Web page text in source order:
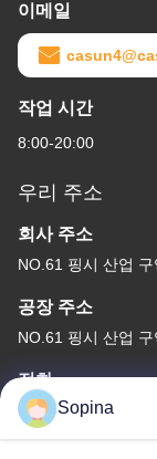
이메일
작업 시간
8:00-20:00
우리 주소
회사 주소
NO.61 핑시 산업
공장 주소
NO.61 핑시 산업
전화
86-13539447986
Sopina